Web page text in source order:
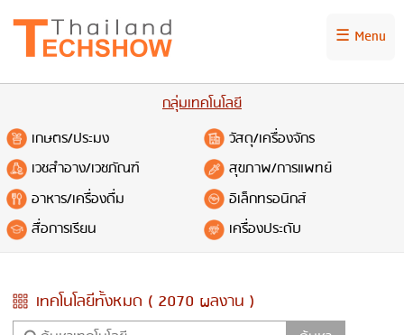
☰ Menu
กลุ่มเทคโนโลยี
เกษตร/ประมง
วัสดุ/เครื่องจักร
เวชสำอาง/เวชภัณฑ์
สุขภาพ/การแพทย์
อาหาร/เครื่องดื่ม
อิเล็กทรอนิกส์
สื่อการเรียน
เครื่องประดับ
เทคโนโลยีทั้งหมด ( 2070 ผลงาน )